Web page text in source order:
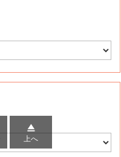

上へ